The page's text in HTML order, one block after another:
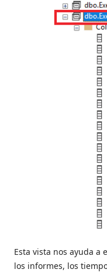
Esta vista nos ayuda a
los informes, los